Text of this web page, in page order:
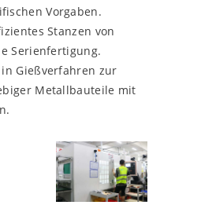
Vorgaben.
Stanzen von
Serienfertigung.
Gießverfahren zur
Metallbauteile mit